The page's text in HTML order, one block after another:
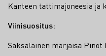
Kanteen tattimajoneesia ja
Viinisuositus:
Saksalainen marjaisa Pinot